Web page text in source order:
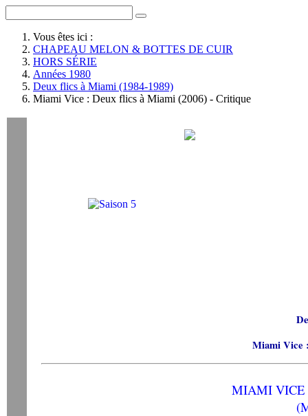
Vous êtes ici :
CHAPEAU MELON & BOTTES DE CUIR
HORS SÉRIE
Années 1980
Deux flics à Miami (1984-1989)
Miami Vice : Deux flics à Miami (2006) - Critique
Miami Vice
MIAMI VICE